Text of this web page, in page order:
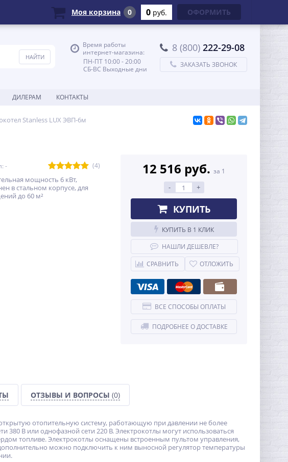
Время работы
интернет-магазина:
ПН-ПТ 10:00 - 20:00
СБ-ВС Выходные дни
8 (800) 222-29-08
ЗАКАЗАТЬ ЗВОНОК
ДИЛЕРАМ КОНТАКТЫ
Stanless LUX ЭВП-6м
- (4)
мощность 6 кВт,
в стальном корпусе, для
до 60 м²
12 516 руб. за 1
- +
КУПИТЬ
КУПИТЬ В 1 КЛИК
НАШЛИ ДЕШЕВЛЕ?
СРАВНИТЬ
ОТЛОЖИТЬ
ВСЕ СПОСОБЫ ОПЛАТЫ
ПОДРОБНЕЕ О ДОСТАВКЕ
ОТЗЫВЫ И ВОПРОСЫ (0)
отопительную систему, работающую при давлении не более
В или однофазной сети 220 В. Электрокотлы могут использоваться
топливе. Электрокотлы оснащены встроенным пультом управления,
можно подключить к ним выносной регулятор температуры
Моя корзина 0 0 руб. ОФОРМИТЬ